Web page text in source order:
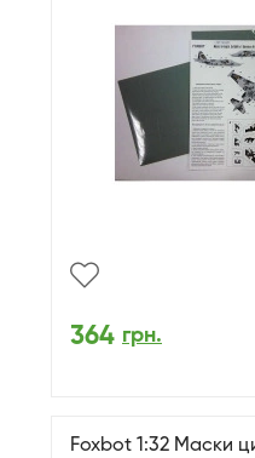
364 грн.
Foxbot 1:32 Маски